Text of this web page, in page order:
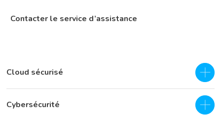
Contacter le service d’assistance
Cloud sécurisé
IAAS - Cloud privé
Cybersécurité